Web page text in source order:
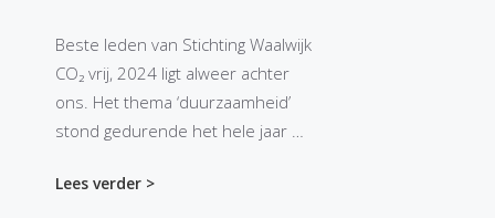
Beste leden van Stichting Waalwijk
CO₂ vrij, 2024 ligt alweer achter
ons. Het thema ‘duurzaamheid’
stond gedurende het hele jaar …
Lees verder >